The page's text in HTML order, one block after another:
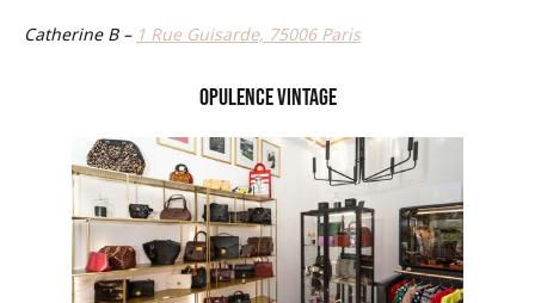
Catherine B – 1 Rue Guisarde, 75006 Paris
Opulence Vintage